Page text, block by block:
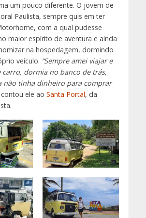
um pouco diferente. O jovem de
Paulista, sempre quis em ter
com a qual pudesse
maior espírito de aventura e ainda
na hospedagem, dormindo
veículo. “Sempre amei viajar e
carro, dormia no banco de trás,
não tinha dinheiro para comprar
ele ao Santa Portal, da